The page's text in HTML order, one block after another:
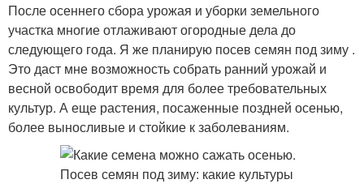
После осеннего сбора урожая и уборки земельного
участка многие отлаживают огородные дела до
следующего года. Я же планирую посев семян под зиму .
Это даст мне возможность собрать ранний урожай и
весной освободит время для более требовательных
культур. А еще растения, посаженные поздней осенью,
более выносливые и стойкие к заболеваниям.